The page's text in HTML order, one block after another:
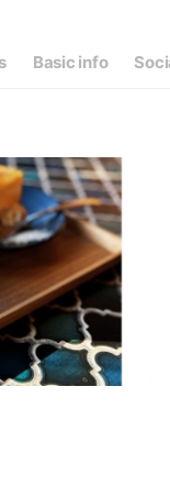
Basic info